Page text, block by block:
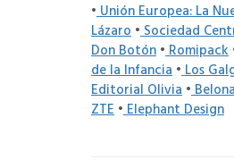
•Unión Europea: La
Lázaro •Sociedad
Don Botón •Romipack
de la Infancia •Los
Editorial Olivia •
ZTE •Elephant Design